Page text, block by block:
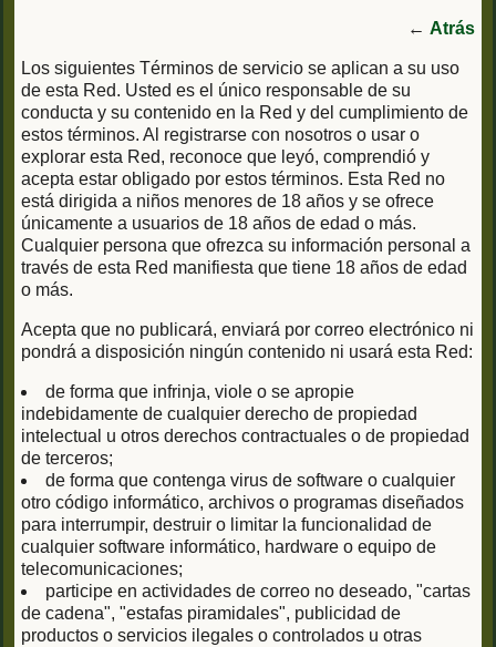
← Atrás
Los siguientes Términos de servicio se aplican a su uso
de esta Red. Usted es el único responsable de su
conducta y su contenido en la Red y del cumplimiento de
estos términos. Al registrarse con nosotros o usar o
explorar esta Red, reconoce que leyó, comprendió y
acepta estar obligado por estos términos. Esta Red no
está dirigida a niños menores de 18 años y se ofrece
únicamente a usuarios de 18 años de edad o más.
Cualquier persona que ofrezca su información personal a
través de esta Red manifiesta que tiene 18 años de edad
o más.
Acepta que no publicará, enviará por correo electrónico ni
pondrá a disposición ningún contenido ni usará esta Red:
de forma que infrinja, viole o se apropie
indebidamente de cualquier derecho de propiedad
intelectual u otros derechos contractuales o de propiedad
de terceros;
de forma que contenga virus de software o cualquier
otro código informático, archivos o programas diseñados
para interrumpir, destruir o limitar la funcionalidad de
cualquier software informático, hardware o equipo de
telecomunicaciones;
participe en actividades de correo no deseado, "cartas
de cadena", "estafas piramidales", publicidad de
productos o servicios ilegales o controlados u otras